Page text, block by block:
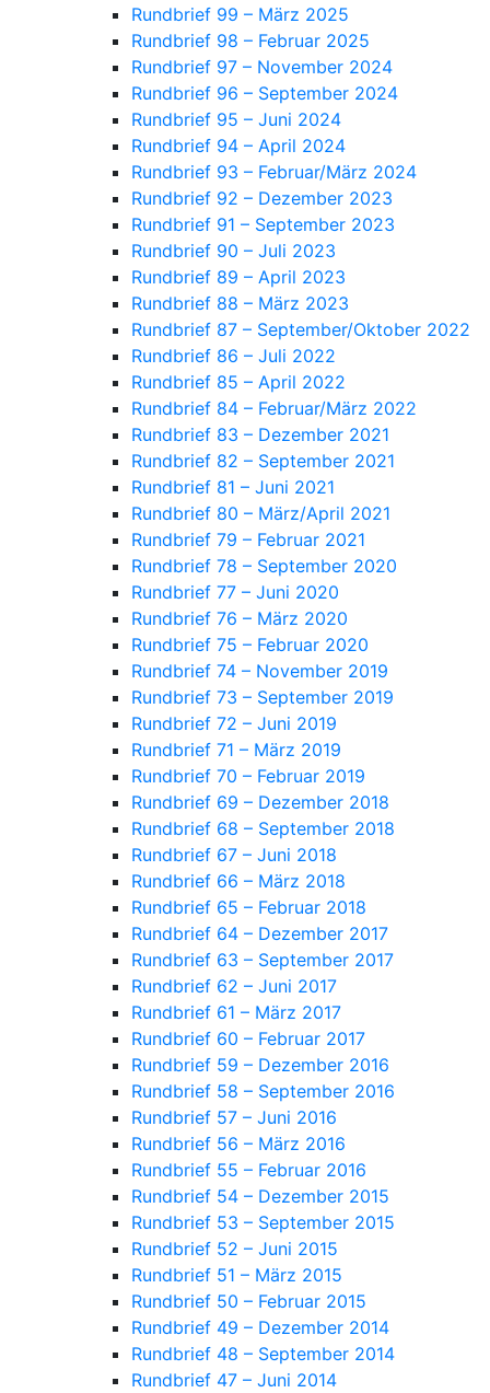
Rundbrief 99 – März 2025
Rundbrief 98 – Februar 2025
Rundbrief 97 – November 2024
Rundbrief 96 – September 2024
Rundbrief 95 – Juni 2024
Rundbrief 94 – April 2024
Rundbrief 93 – Februar/März 2024
Rundbrief 92 – Dezember 2023
Rundbrief 91 – September 2023
Rundbrief 90 – Juli 2023
Rundbrief 89 – April 2023
Rundbrief 88 – März 2023
Rundbrief 87 – September/Oktober 2022
Rundbrief 86 – Juli 2022
Rundbrief 85 – April 2022
Rundbrief 84 – Februar/März 2022
Rundbrief 83 – Dezember 2021
Rundbrief 82 – September 2021
Rundbrief 81 – Juni 2021
Rundbrief 80 – März/April 2021
Rundbrief 79 – Februar 2021
Rundbrief 78 – September 2020
Rundbrief 77 – Juni 2020
Rundbrief 76 – März 2020
Rundbrief 75 – Februar 2020
Rundbrief 74 – November 2019
Rundbrief 73 – September 2019
Rundbrief 72 – Juni 2019
Rundbrief 71 – März 2019
Rundbrief 70 – Februar 2019
Rundbrief 69 – Dezember 2018
Rundbrief 68 – September 2018
Rundbrief 67 – Juni 2018
Rundbrief 66 – März 2018
Rundbrief 65 – Februar 2018
Rundbrief 64 – Dezember 2017
Rundbrief 63 – September 2017
Rundbrief 62 – Juni 2017
Rundbrief 61 – März 2017
Rundbrief 60 – Februar 2017
Rundbrief 59 – Dezember 2016
Rundbrief 58 – September 2016
Rundbrief 57 – Juni 2016
Rundbrief 56 – März 2016
Rundbrief 55 – Februar 2016
Rundbrief 54 – Dezember 2015
Rundbrief 53 – September 2015
Rundbrief 52 – Juni 2015
Rundbrief 51 – März 2015
Rundbrief 50 – Februar 2015
Rundbrief 49 – Dezember 2014
Rundbrief 48 – September 2014
Rundbrief 47 – Juni 2014